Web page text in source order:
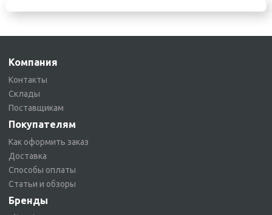
Компания
Контакты
Склады
Поставщикам
Покупателям
Как оформить заказ
Доставка
Способы оплаты
Статьи и обзоры
Бренды